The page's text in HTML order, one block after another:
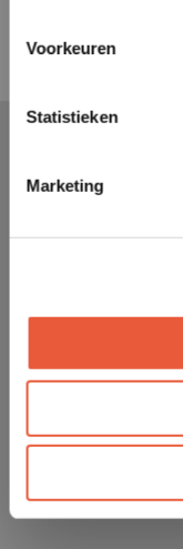
Voorkeuren
Statistieken
Marketing